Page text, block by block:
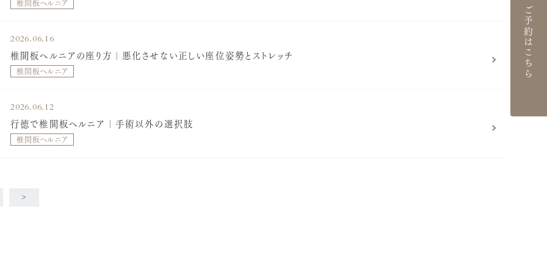
椎間板ヘルニア
2026.06.16
椎間板ヘルニアの座り方｜悪化させない正しい座位姿勢とストレッチ
椎間板ヘルニア
2026.06.12
行徳で椎間板ヘルニア｜手術以外の選択肢
椎間板ヘルニア
>
ご予約はこちら